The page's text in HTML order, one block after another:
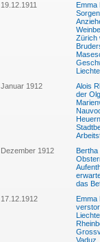
19.12.1911
Emma
Zürich
Januar 1912
Alois
der
Dezember 1912
Bertha
das
17.12.1912
Emma